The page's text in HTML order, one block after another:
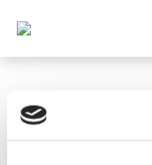
Опубликовано -